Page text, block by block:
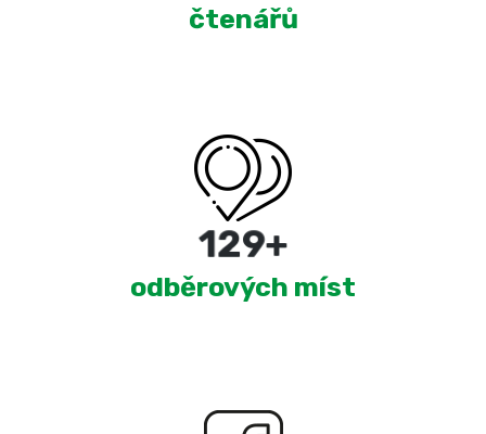
čtenářů
220+
odběrových míst